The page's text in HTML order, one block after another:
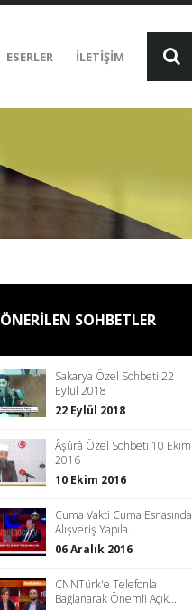
ESERLER İLETİŞİM
ÖNERİLEN SOHBETLER
Sakarya Özel Sohbeti 22
Eylül 2018
22 Eylül 2018
Âşûrâ Özel Sohbeti 10 Ekim
2016
10 Ekim 2016
Cuma Vakti Cuma Esnasında
Alışveriş Yapıla...
06 Aralık 2016
CNNTürk'e Telefonla
Bağlanarak Önemli Açık...